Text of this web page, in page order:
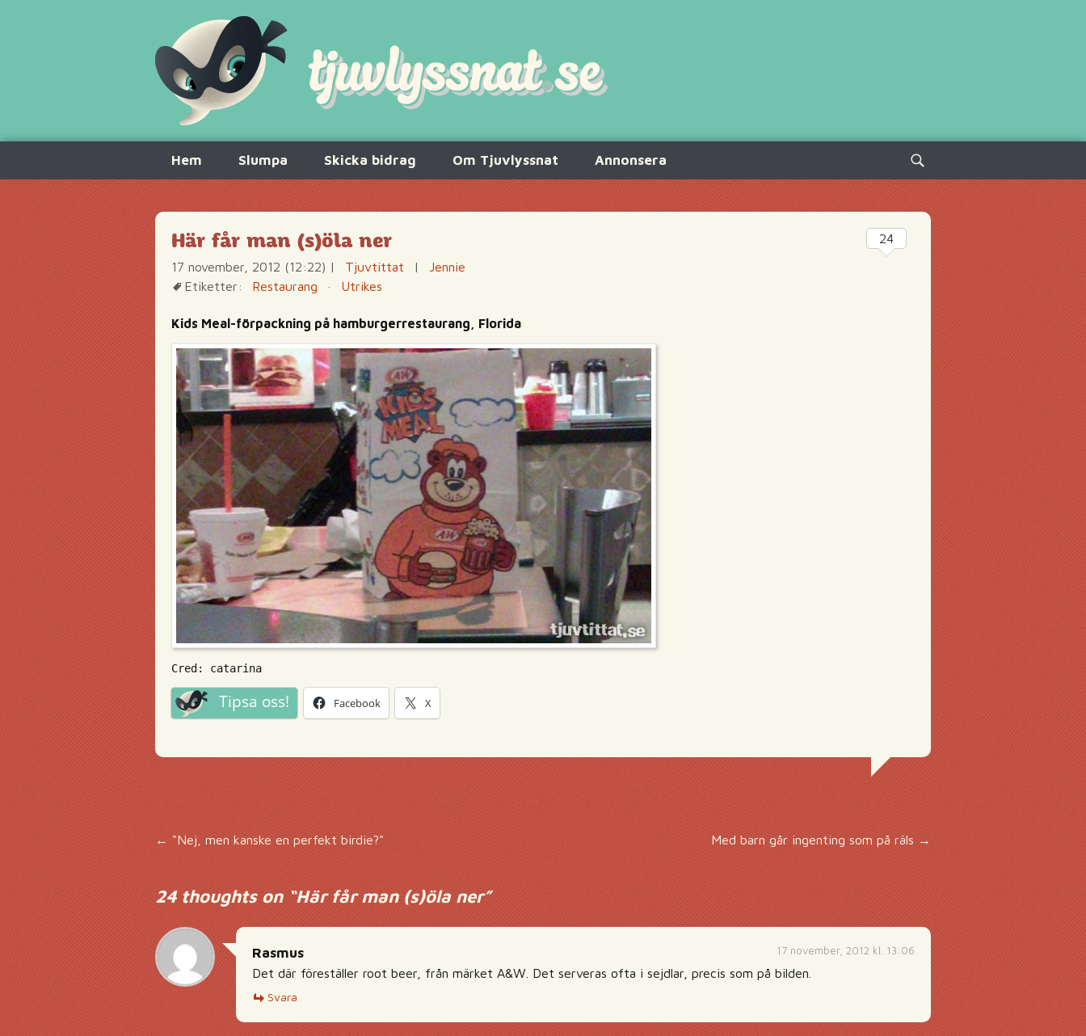
innehåll
Hem Slumpa Skicka bidrag Om Tjuvlyssnat Annonsera
Sök
efter:
Här får man (s)öla ner
17 november, 2012 (12:22) | Tjuvtittat |
Jennie
Etiketter:
Restaurang · Utrikes
Kids Meal-förpackning på hamburgerrestaurang, Florida
Cred: catarina
Tipsa oss! Facebook X
24
Inläggsnavigering
←"Nej, men kanske en perfekt birdie?" Med barn går ingenting som på räls →
24 thoughts on “Här får man (s)öla ner”
17 november, 2012 kl. 13:06
Rasmus
Det där föreställer root beer, från märket A&W. Det serveras ofta i sejdlar, precis som på bilden.
Svara